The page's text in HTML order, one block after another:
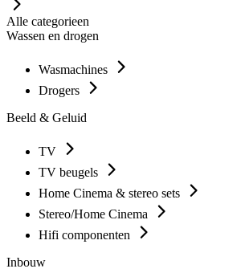
Alle categorieen
Wassen en drogen
Wasmachines
Drogers
Beeld & Geluid
TV
TV beugels
Home Cinema & stereo sets
Stereo/Home Cinema
Hifi componenten
Inbouw